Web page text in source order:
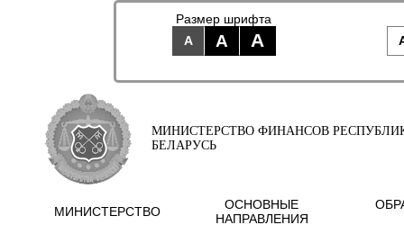
Размер шрифта
A
A A
МИНИСТЕРСТВО ФИНАНСОВ
БЕЛАРУСЬ
МИНИСТЕРСТВО
ОСНОВНЫЕ
НАПРАВЛЕНИЯ